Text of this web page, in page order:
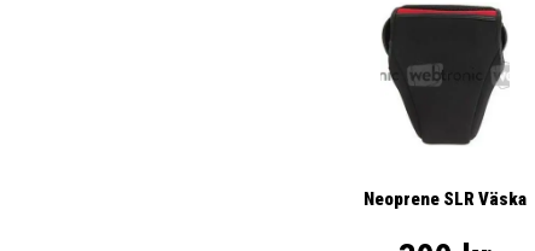
Neoprene SLR Väska